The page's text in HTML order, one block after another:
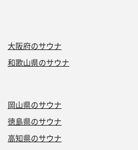
大阪府のサウナ
和歌山県のサウナ
岡山県のサウナ
徳島県のサウナ
高知県のサウナ